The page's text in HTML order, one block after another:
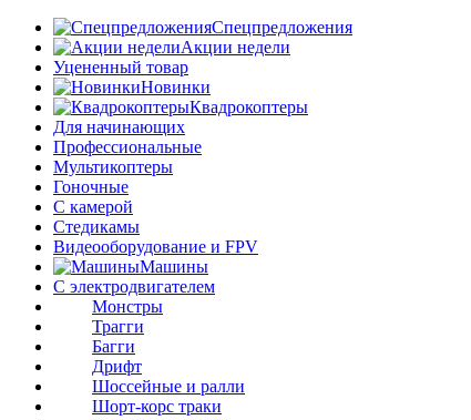
Спецпредложения
Акции недели
Уцененный товар
Новинки
Квадрокоптеры
Для начинающих
Профессиональные
Мультикоптеры
Гоночные
C камерой
Стедикамы
Видеооборудование и FPV
Машины
С электродвигателем
Монстры
Трагги
Багги
Дрифт
Шоссейные и ралли
Шорт-корс траки